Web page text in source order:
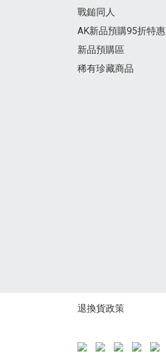
戰鎚同人
AK新品預購95折特惠
新品預購區
稀有珍藏商品
退換貨政策